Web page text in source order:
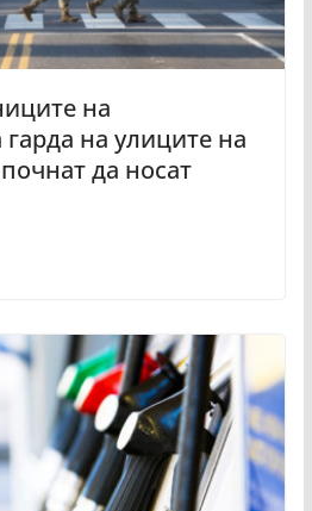
на
на улиците на
да носат